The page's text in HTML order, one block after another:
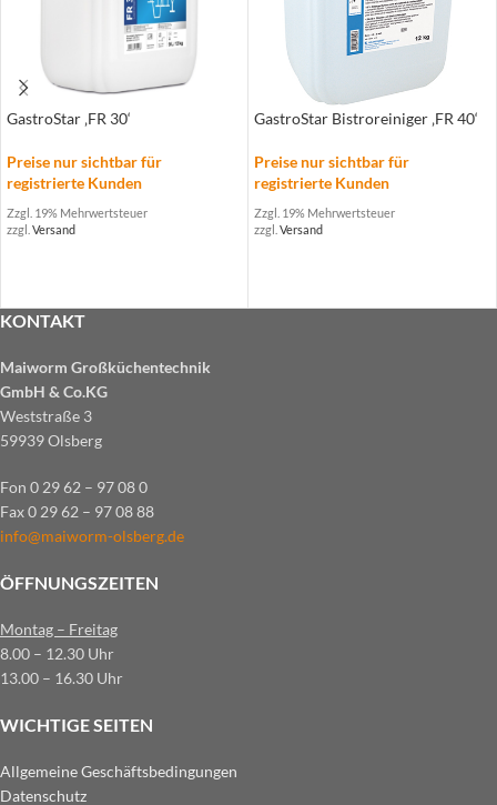
GastroStar ‚FR 30‘
Preise nur sichtbar für
registrierte Kunden
Zzgl. 19% Mehrwertsteuer
zzgl. Versand
GastroStar Bistroreiniger ‚FR 40‘
Preise nur sichtbar für
registrierte Kunden
Zzgl. 19% Mehrwertsteuer
zzgl. Versand
KONTAKT
Maiworm Großküchentechnik
GmbH & Co.KG
Weststraße 3
59939 Olsberg
Fon 0 29 62 – 97 08 0
Fax 0 29 62 – 97 08 88
info@maiworm-olsberg.de
ÖFFNUNGSZEITEN
Montag – Freitag
8.00 – 12.30 Uhr
13.00 – 16.30 Uhr
WICHTIGE SEITEN
Allgemeine Geschäftsbedingungen
Datenschutz